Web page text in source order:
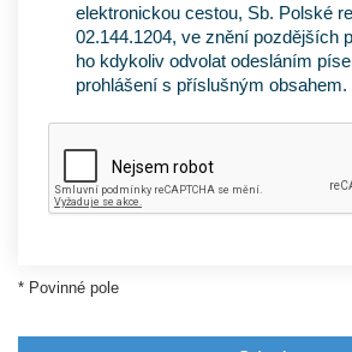
elektronickou cestou, Sb. Polské
02.144.1204, ve znění pozdějších
ho kdykoliv odvolat odesláním
prohlášení s příslušným obsahem.
* Povinné pole